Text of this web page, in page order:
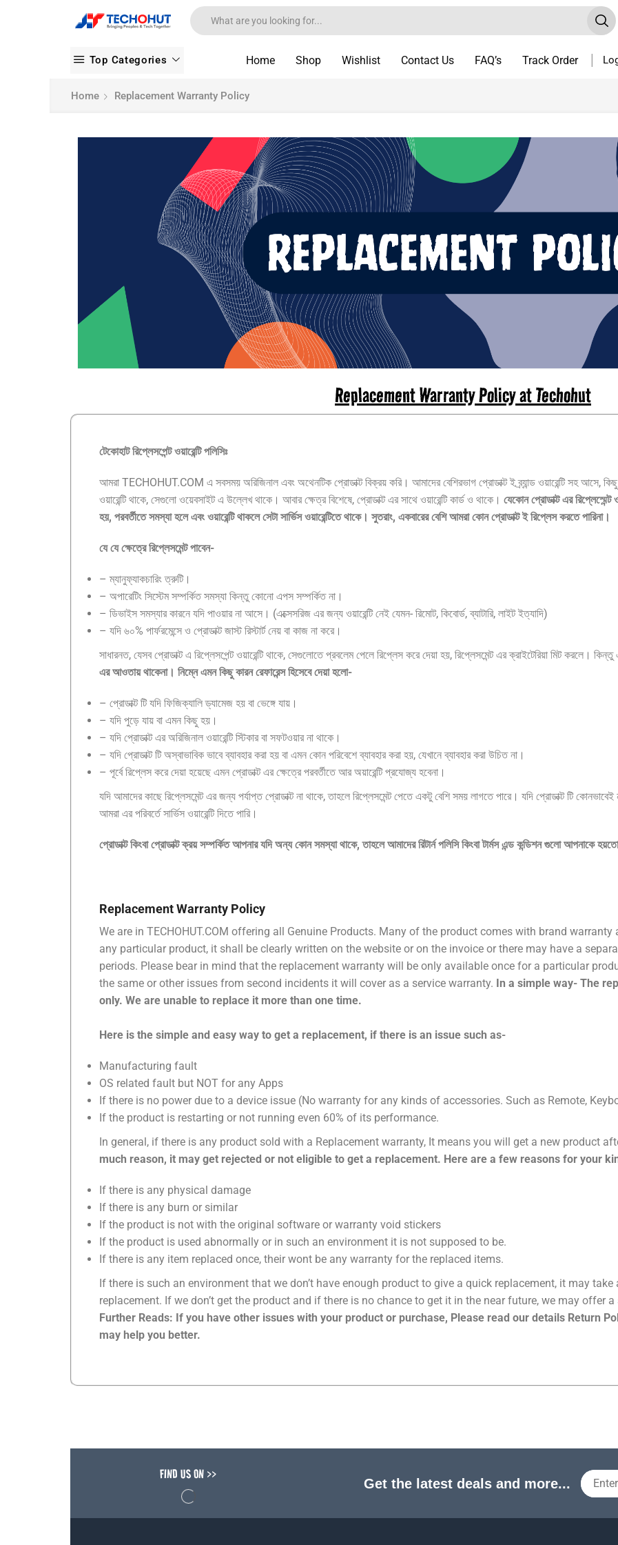
Top Categories Home Shop Wishlist Contact Us FAQ’s Track Order
Home Replacement Warranty Policy
Replacement Warranty Policy at Techohut
টেকোহাটরিপ্লেসপেন্ট ওয়ারেন্টি পলিসিঃ
আমরা TECHOHUT.COM এ সবসময় অরিজিনাল এবং অথেনটিক প্রোডাক্ট বিক্রয় করি। আমাদের বেশিরভাগ প্রোডাক্ট ই ব্র্যান্ড ওয়ারেন্টি সহ আসে, কিছু
ওয়ারেন্টি থাকে, সেগুলো ওয়েবসাইট এ উল্লেখ থাকে। আবার ক্ষেত্র বিশেষে, প্রোডাক্ট এর সাথে ওয়ারেন্টি কার্ড ও থাকে। যেকোন প্রোডাক্ট এর রিপ্লেস্মেন্ট
হয়, পরবর্তীতে সমস্যা হলে এবং ওয়ারেন্টি থাকলে সেটা সার্ভিস ওয়ারেন্টিতে থাকে। সুতরাং, একবারের বেশি আমরা কোন প্রোডাক্ট ই রিপ্লেস করতে পারিনা।
যে যে ক্ষেত্রে রিপ্লেসমেন্ট পাবেন-
– ম্যানুফ্যাকচারিং ত্রুটি।
– অপারেটিং সিস্টেম সম্পর্কিত সমস্যা কিন্তু কোনো এপস সম্পর্কিত না।
– ডিভাইস সমস্যার কারনে যদি পাওয়ার না আসে। (এক্সেসরিজ এর জন্য ওয়ারেন্টি নেই যেমন- রিমোট, কিবোর্ড, ব্যাটারি, লাইট ইত্যাদি)
– যদি ৬০% পার্ফরমেন্সে ও প্রোডাক্ট জাস্ট রিস্টার্ট নেয় বা কাজ না করে।
সাধারনত, যেসব প্রোডাক্ট এ রিপ্লেসপেন্ট ওয়ারেন্টি থাকে, সেগুলোতে প্রবলেম পেলে রিপ্লেস করে দেয়া হয়, রিপ্লেসমেন্ট এর ক্রাইটেরিয়া মিট করলে।
এর আওতায় থাকেনা। নিম্নে এমন কিছু কারন রেফারেন্স হিসেবে দেয়া হলো-
– প্রোডাক্ট টি যদি ফিজিক্যালি ড্যামেজ হয় বা ভেঙ্গে যায়।
– যদি পুড়ে যায় বা এমন কিছু হয়।
– যদি প্রোডাক্ট এর অরিজিনাল ওয়ারেন্টি স্টিকার বা সফটওয়ার না থাকে।
– যদি প্রোডাক্ট টি অস্বাভাবিক ভাবে ব্যাবহার করা হয় বা এমন কোন পরিবেশে ব্যাবহার করা হয়, যেখানে ব্যাবহার করা উচিত না।
– পূর্বে রিপ্লেস করে দেয়া হয়েছে এমন প্রোডাক্ট এর ক্ষেত্রে পরবর্তীতে আর অয়ারেন্টি প্রযোজ্য হবেনা।
যদি আমাদের কাছে রিপ্লেসমেন্ট এর জন্য পর্যাপ্ত প্রোডাক্ট না থাকে, তাহলে রিপ্লেসমেন্ট পেতে একটু বেশি সময় লাগতে পারে। যদি প্রোডাক্ট টি
আমরা এর পরিবর্তে সার্ভিস ওয়ারেন্টি দিতে পারি।
প্রোডাক্ট কিংবা প্রোডাক্ট ক্রয় সম্পর্কিত আপনার যদি অন্য কোন সমস্যা থাকে, তাহলে আমাদের রিটার্ন পলিসি কিংবা টার্মস এন্ড কন্ডিশন গুলো আপনাকে
Replacement Warranty Policy
We are in TECHOHUT.COM offering all Genuine Products. Many of the product comes with brand
any particular product, it shall be clearly written on the website or on the invoice or there may have a
periods. Please bear in mind that the replacement warranty will be only available once for a particular
the same or other issues from second incidents it will cover as a service warranty. In a simple way- The
only. We are unable to replace it more than one time.
Here is the simple and easy way to get a replacement, if there is an issue such as-
Manufacturing fault
OS related fault but NOT for any Apps
If there is no power due to a device issue (No warranty for any kinds of accessories. Such as Remote,
If the product is restarting or not running even 60% of its performance.
In general, if there is any product sold with a Replacement warranty, It means you will get a new product
much reason, it may get rejected or not eligible to get a replacement. Here are a few reasons for your
If there is any physical damage
If there is any burn or similar
If the product is not with the original software or warranty void stickers
If the product is used abnormally or in such an environment it is not supposed to be.
If there is any item replaced once, their wont be any warranty for the replaced items.
If there is such an environment that we don’t have enough product to give a quick replacement, it may
replacement. If we don’t get the product and if there is no chance to get it in the near future, we may offer
Further Reads: If you have other issues with your product or purchase, Please read our details Return
may help you better.
FIND US ON >>
Get the latest deals and more...